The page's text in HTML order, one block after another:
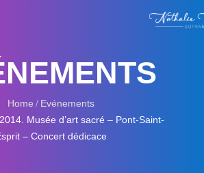
Home
Evénements
Musée d’art sacré – Pont-Saint-
– Concert dédicace